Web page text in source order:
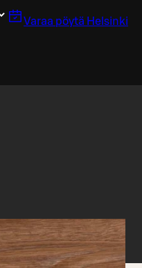
Varaa pöytä Helsinki